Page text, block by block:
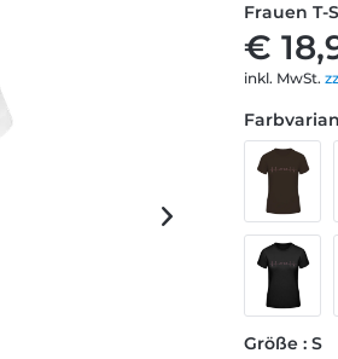
Frauen T-
€
inkl. MwSt.
Größe : S